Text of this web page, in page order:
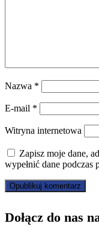
Nazwa *
E-mail *
Witryna internetowa
Zapisz moje dane,
wypełnić dane podczas
Dołącz do nas